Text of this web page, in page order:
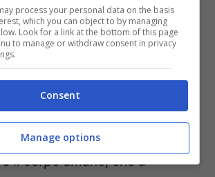
lo percorrono, all’interno
acqua fredda che a
suolo lo mantengono fresco.
calore avviene tra il
altri due elementi, l’aria calda
che cede calore e
il corpo umano, che a
process your personal data on the basis
which you can object to by managing
Look for a link at the bottom of this page
to manage or withdraw consent in privacy
Consent
Manage options